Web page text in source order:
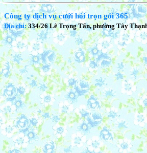
Công ty dịch vụ cưới hỏi trọn gói 365
Địa chỉ:334/26 Lê Trọng Tấn, phường Tây